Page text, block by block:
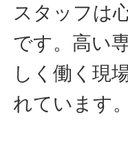
スタッフは
です。高い
しく働く現
れています。